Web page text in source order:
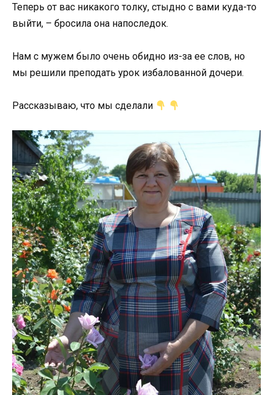
Теперь от вас никакого толку, стыдно с вами куда-то
выйти, – бросила она напоследок.
Нам с мужем было очень обидно из-за ее слов, но
мы решили преподать урок избалованной дочери.
Рассказываю, что мы сделали